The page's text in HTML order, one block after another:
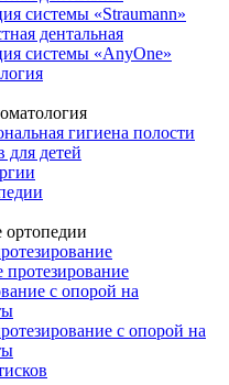
системы «Straumann»
дентальная
системы «AnyOne»
гигиена полости
для детей
ортопедии
протезирование
с опорой на
с опорой на